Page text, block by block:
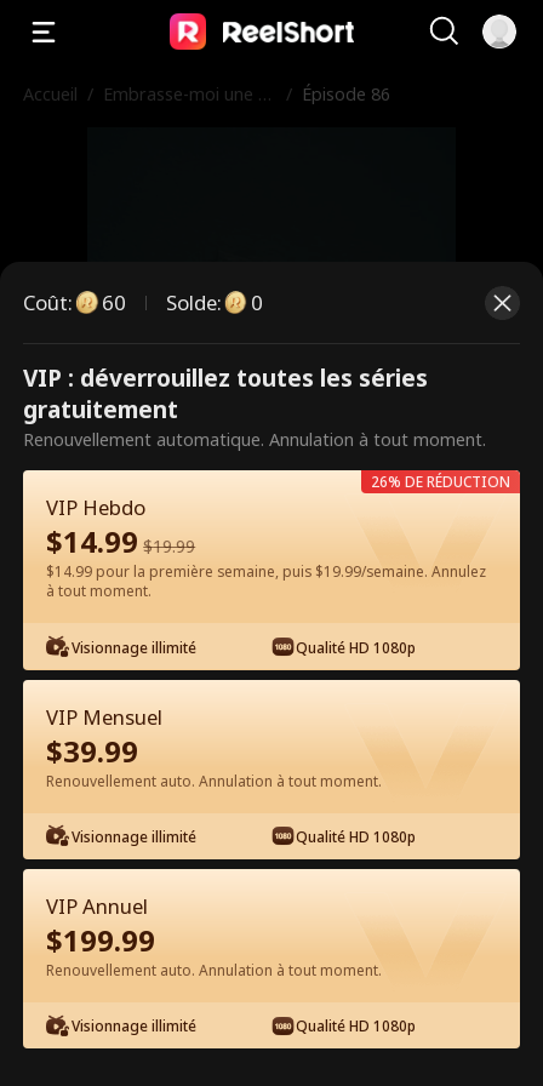
Accueil / Embrasse-moi une d
/ Épisode 86
Ce sont des épisodes payants.
Débloquez pour regarder.
60 Débloquer maintenant
Épisode 86 - Embrasse-moi une
dernière fois Film complet
1-50 51-90 Tous les épisodes
88
Coût: 60 Solde: 0
VIP : déverrouillez toutes les séries
gratuitement
Renouvellement automatique. Annulation à tout moment.
VIP Hebdo
$14.99 $19.99
$14.99 pour la première semaine, puis $19.99/semaine. Annulez
à tout moment.
Visionnage illimité Qualité HD 1080p
26% DE RÉDUCTION
VIP Mensuel
$39.99
Renouvellement auto. Annulation à tout moment.
Visionnage illimité Qualité HD 1080p
VIP Annuel
$199.99
Renouvellement auto. Annulation à tout moment.
Visionnage illimité Qualité HD 1080p